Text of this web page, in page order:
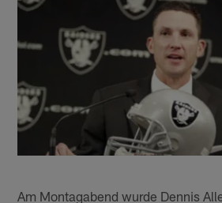
Am Montagabend wurde Dennis